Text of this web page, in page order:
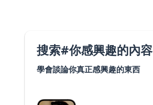
搜索#你感興趣的內容
學會談論你真正感興趣的東西